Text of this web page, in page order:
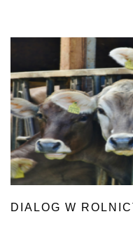
DIALOG W